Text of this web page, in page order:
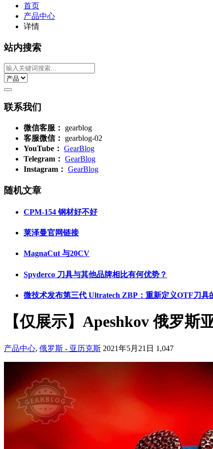
首页
产品中心
详情
站内搜索
联系我们
微信客服：
gearblog
客服微信：
gearblog-02
YouTube： GearBlog
Telegram： GearBlog
Instagram： GearBlog
随机文章
CPM-154 钢材好不好
莱泽曼官网链接
MagnaCut 与20CV
Spyderco 刀具与其他品牌相比有何优势？
微技术发布第三代 Ultratech ZBP：重新定义OTF刀具
【仅展示】Apeshkov 俄罗斯
产品中心, 俄罗斯 - 亚历克斯 2021年5月21日 1,047